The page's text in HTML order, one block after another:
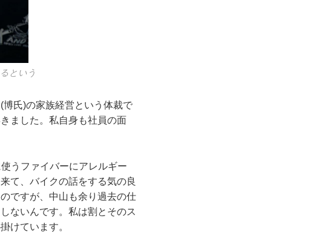
という
氏)の家族経営という体裁で
ました。私自身も社員の面
うファイバーにアレルギー
て、バイクの話をする気の良
ですが、中山も余り過去の仕
ないんです。私は割とそのス
けています。